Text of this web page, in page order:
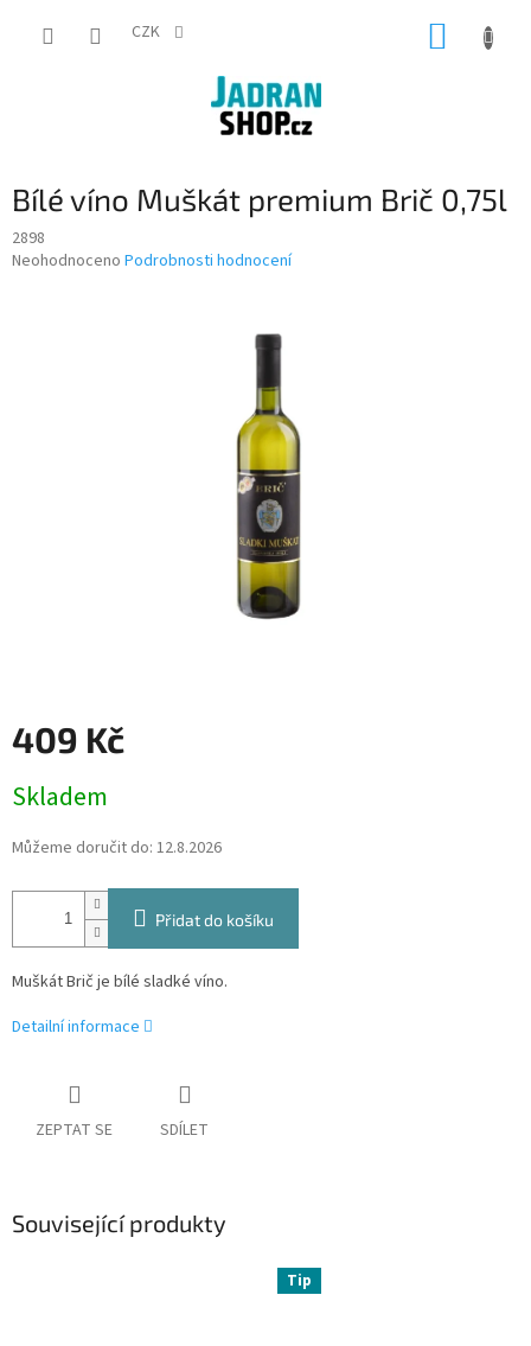
CZK
Bílé víno Muškát premium Brič 0,75l
2898
Průměrné
Neohodnoceno Podrobnosti hodnocení
409 Kč
cena:
Skladem
Můžeme doručit do: 12.8.2026
Přidat do košíku
Muškát Brič je bílé sladké víno.
Detailní informace
ZEPTAT SE SDÍLET
Související produkty
Tip